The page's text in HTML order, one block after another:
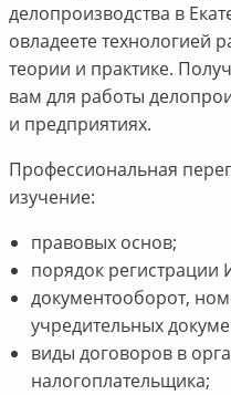
делопроизводства в
овладеете технологией
теории и практике.
вам для работы
и предприятиях.
Профессиональная
изучение:
правовых основ;
порядок
документооборот,
учредительных
виды договоров в
налогоплательщика;